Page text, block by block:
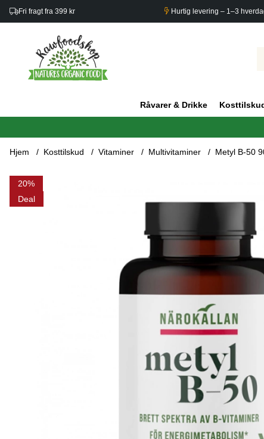
Fri fragt fra 399 kr Hurtig levering – 1–3
Råvarer & Drikke
Hjem Kosttilskud Vitaminer Multivitaminer Metyl B-50
20
Deal
Produktbilleder Metyl B-50 90kaps